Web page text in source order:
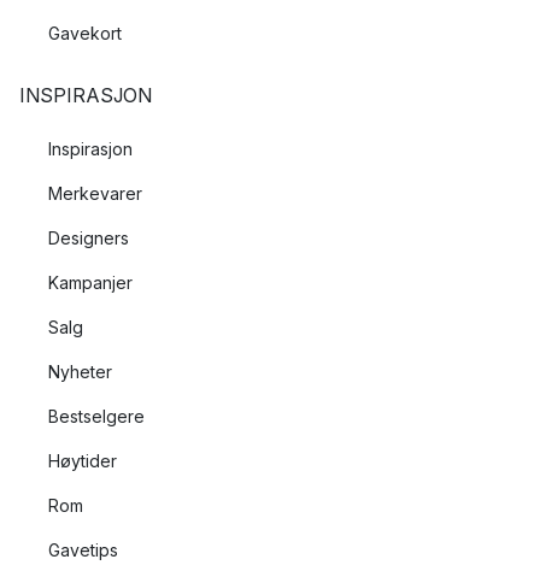
Gavekort
INSPIRASJON
Inspirasjon
Merkevarer
Designers
Kampanjer
Salg
Nyheter
Bestselgere
Høytider
Rom
Gavetips